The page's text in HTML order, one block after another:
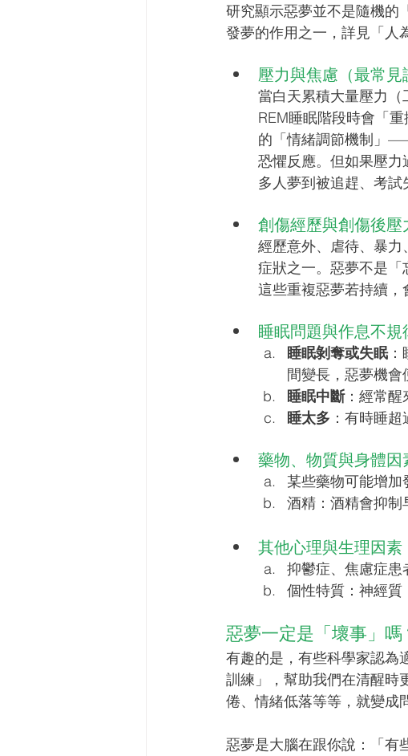
研究顯示惡夢並不是隨機的
發夢的作用之一，詳見「人
壓力與焦慮（最常見
當白天累積大量壓力
REM睡眠階段時會「
的「情緒調節機制」
恐懼反應。但如果壓
多人夢到被追趕、考試
創傷經歷與創傷後壓
經歷意外、虐待、暴
症狀之一。惡夢不是「
這些重複惡夢若持續，
睡眠問題與作息不規
睡眠剝奪或失眠：
間變長，惡夢機會
睡眠中斷：經常醒
睡太多 ：有時睡
藥物、物質與身體因
某些藥物可能增加
酒精：酒精會抑制
其他心理與生理因素
抑鬱症、焦慮症患
個性特質：神經質
惡夢一定是「壞事」嗎
有趣的是，有些科學家認為
訓練」，幫助我們在清醒時
倦、情緒低落等等，就變成
惡夢是大腦在跟你說：「有